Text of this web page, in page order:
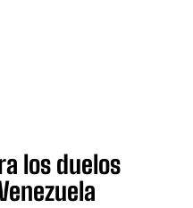
los duelos